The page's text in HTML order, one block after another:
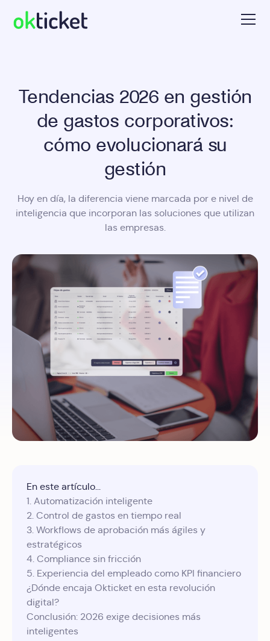
Tendencias 2026 en gestión
de gastos corporativos:
cómo evolucionará su
gestión
Hoy en día, la diferencia viene marcada por e nivel de
inteligencia que incorporan las soluciones que utilizan
las empresas.
En este artículo...
1. Automatización inteligente
2. Control de gastos en tiempo real
3. Workflows de aprobación más ágiles y
estratégicos
4. Compliance sin fricción
5. Experiencia del empleado como KPI financiero
¿Dónde encaja Okticket en esta revolución
digital?
Conclusión: 2026 exige decisiones más
inteligentes